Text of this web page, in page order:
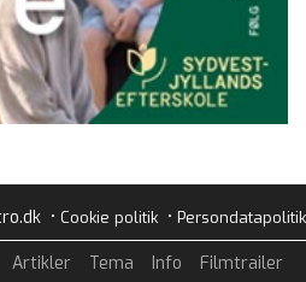
• Cookie politik• Persondatapolitik
Artikler Tema Info Filmtrailer